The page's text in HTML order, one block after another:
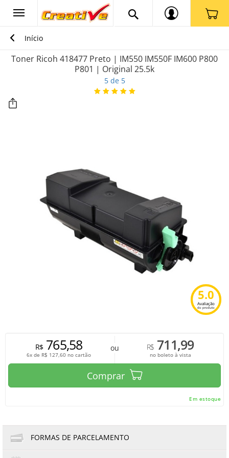
Início
Toner Ricoh 418477 Preto | IM550 IM550F IM600 P800
P801 | Original 25.5k
5 de 5
5.0
Avaliação
do produto
R$765,58
6x de R$ 127,60 no cartão
ou R$ 711,99
no boleto à vista
Comprar
Em estoque
FORMAS DE PARCELAMENTO